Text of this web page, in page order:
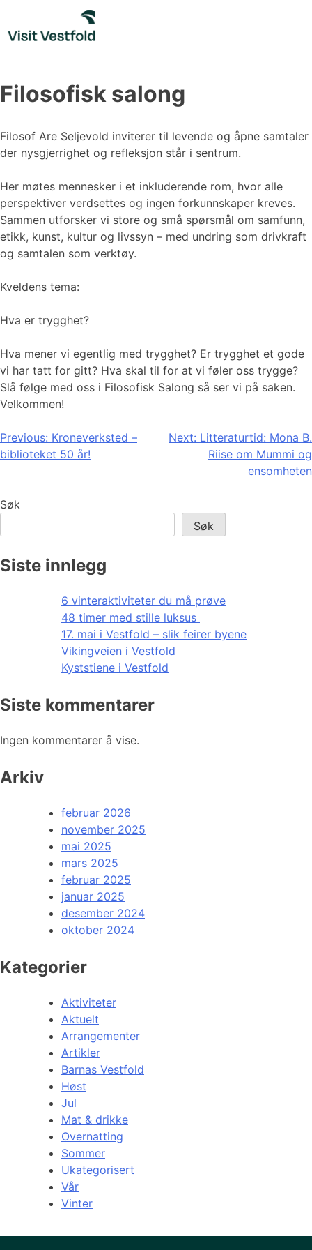
content
Filosofisk salong
Filosof Are Seljevold inviterer til levende og åpne samtaler
der nysgjerrighet og refleksjon står i sentrum.
Her møtes mennesker i et inkluderende rom, hvor alle
perspektiver verdsettes og ingen forkunnskaper kreves.
Sammen utforsker vi store og små spørsmål om samfunn,
etikk, kunst, kultur og livssyn – med undring som drivkraft
og samtalen som verktøy.
Kveldens tema:
Hva er trygghet?
Hva mener vi egentlig med trygghet? Er trygghet et gode
vi har tatt for gitt? Hva skal til for at vi føler oss trygge?
Slå følge med oss i Filosofisk Salong så ser vi på saken.
Velkommen!
Innleggsnavigasjon
Previous: Kroneverksted –
biblioteket 50 år!
Next: Litteraturtid: Mona B.
Riise om Mummi og
ensomheten
Søk
Søk
Siste innlegg
6 vinteraktiviteter du må prøve
48 timer med stille luksus
17. mai i Vestfold – slik feirer byene
Vikingveien i Vestfold
Kyststiene i Vestfold
Siste kommentarer
Ingen kommentarer å vise.
Arkiv
februar 2026
november 2025
mai 2025
mars 2025
februar 2025
januar 2025
desember 2024
oktober 2024
Kategorier
Aktiviteter
Aktuelt
Arrangementer
Artikler
Barnas Vestfold
Høst
Jul
Mat & drikke
Overnatting
Sommer
Ukategorisert
Vår
Vinter